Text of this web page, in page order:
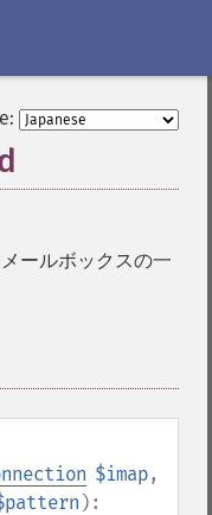
ールボックスの一
$imap,
):